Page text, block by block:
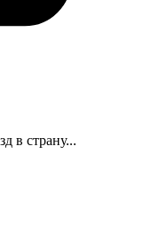
в страну...